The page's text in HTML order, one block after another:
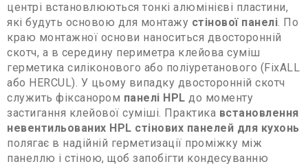
центрі встановлюються тонкі алюмінієві пластини,
які будуть основою для монтажу стінової панелі. По
краю монтажної основи наноситься двосторонній
скотч, а в середину периметра клейова суміш
герметика силіконового або поліуретанового (FixALL
або HERCUL). У цьому випадку двосторонній скотч
служить фіксанором панелі HPL до моменту
застигання клейової суміші. Практика встановлення
невентильованих HPL стінових панелей для кухонь
полягає в надійній герметизації проміжку між
панеллю і стіною, щоб запобігти кондесуванню